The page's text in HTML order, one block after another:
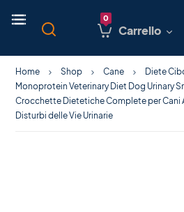
Carrello
Home Shop Cane Diete
Monoprotein Veterinary Diet Dog Urinary
Crocchette Dietetiche Complete per Cani
Disturbi delle Vie Urinarie